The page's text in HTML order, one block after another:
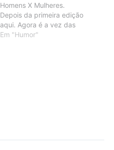
Homens X Mulheres.
Depois da primeira edição
aqui. Agora é a vez das
mulheres darem a
Em "Humor"